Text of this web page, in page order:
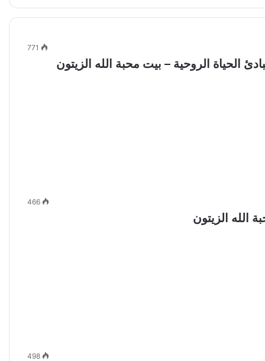
771
466
498